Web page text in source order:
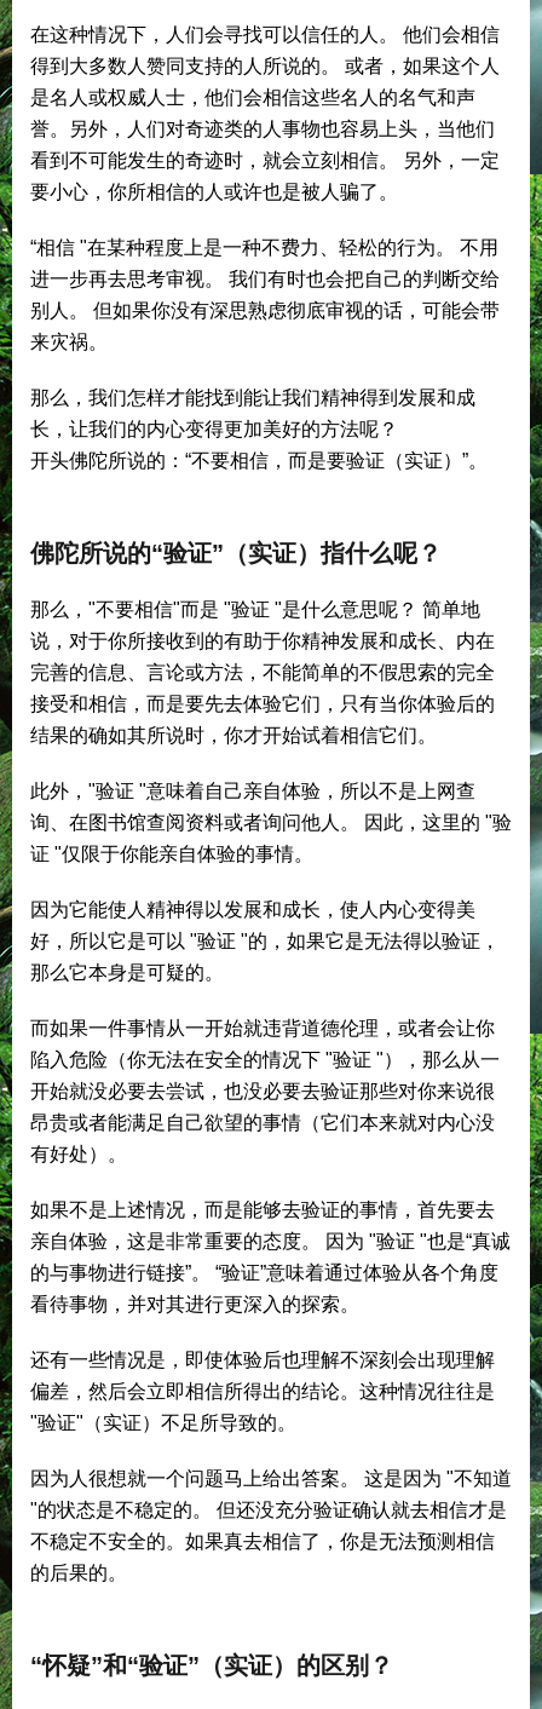
在这种情况下，人们会寻找可以信任的人。 他们会相信
得到大多数人赞同支持的人所说的。 或者，如果这个人
是名人或权威人士，他们会相信这些名人的名气和声
誉。另外，人们对奇迹类的人事物也容易上头，当他们
看到不可能发生的奇迹时，就会立刻相信。 另外，一定
要小心，你所相信的人或许也是被人骗了。
“相信 "在某种程度上是一种不费力、轻松的行为。 不用
进一步再去思考审视。 我们有时也会把自己的判断交给
别人。 但如果你没有深思熟虑彻底审视的话，可能会带
来灾祸。
那么，我们怎样才能找到能让我们精神得到发展和成
长，让我们的内心变得更加美好的方法呢？
开头佛陀所说的：“不要相信，而是要验证（实证）”。
佛陀所说的“验证”（实证）指什么呢？
那么，"不要相信"而是 "验证 "是什么意思呢？ 简单地
说，对于你所接收到的有助于你精神发展和成长、内在
完善的信息、言论或方法，不能简单的不假思索的完全
接受和相信，而是要先去体验它们，只有当你体验后的
结果的确如其所说时，你才开始试着相信它们。
此外，"验证 "意味着自己亲自体验，所以不是上网查
询、在图书馆查阅资料或者询问他人。 因此，这里的 "验
证 "仅限于你能亲自体验的事情。
因为它能使人精神得以发展和成长，使人内心变得美
好，所以它是可以 "验证 "的，如果它是无法得以验证，
那么它本身是可疑的。
而如果一件事情从一开始就违背道德伦理，或者会让你
陷入危险（你无法在安全的情况下 "验证 "），那么从一
开始就没必要去尝试，也没必要去验证那些对你来说很
昂贵或者能满足自己欲望的事情（它们本来就对内心没
有好处）。
如果不是上述情况，而是能够去验证的事情，首先要去
亲自体验，这是非常重要的态度。 因为 "验证 "也是“真诚
的与事物进行链接”。 “验证”意味着通过体验从各个角度
看待事物，并对其进行更深入的探索。
还有一些情况是，即使体验后也理解不深刻会出现理解
偏差，然后会立即相信所得出的结论。这种情况往往是
"验证"（实证）不足所导致的。
因为人很想就一个问题马上给出答案。 这是因为 "不知道
"的状态是不稳定的。 但还没充分验证确认就去相信才是
不稳定不安全的。如果真去相信了，你是无法预测相信
的后果的。
“怀疑”和“验证”（实证）的区别？